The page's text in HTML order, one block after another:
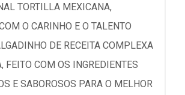
TORTILLA MEXICANA,
O CARINHO E O TALENTO
DE RECEITA COMPLEXA
FEITO COM OS INGREDIENTES
E SABOROSOS PARA O MELHOR